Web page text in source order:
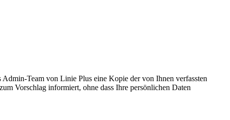
Team von Linie Plus eine Kopie der von Ihnen verfassten
Vorschlag informiert, ohne dass Ihre persönlichen Daten